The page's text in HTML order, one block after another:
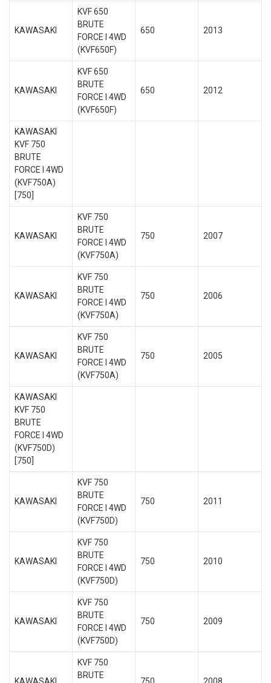
KAWASAKI
KVF 650
BRUTE
FORCE I 4WD
(KVF650F)
650 2013
KAWASAKI
KVF 650
BRUTE
FORCE I 4WD
(KVF650F)
650 2012
KAWASAKI
KVF 750
BRUTE
FORCE I 4WD
(KVF750A)
[750]
KAWASAKI
KVF 750
BRUTE
FORCE I 4WD
(KVF750A)
750 2007
KAWASAKI
KVF 750
BRUTE
FORCE I 4WD
(KVF750A)
750 2006
KAWASAKI
KVF 750
BRUTE
FORCE I 4WD
(KVF750A)
750 2005
KAWASAKI
KVF 750
BRUTE
FORCE I 4WD
(KVF750D)
[750]
KAWASAKI
KVF 750
BRUTE
FORCE I 4WD
(KVF750D)
750 2011
KAWASAKI
KVF 750
BRUTE
FORCE I 4WD
(KVF750D)
750 2010
KAWASAKI
KVF 750
BRUTE
FORCE I 4WD
(KVF750D)
750 2009
KVF 750
BRUTE